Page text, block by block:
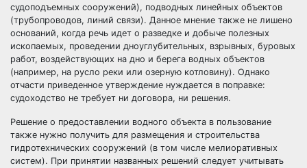
судоподъемных сооружений), подводных линейных объектов
(трубопроводов, линий связи). Данное мнение также не лишено
оснований, когда речь идет о разведке и добыче полезных
ископаемых, проведении дноуглубительных, взрывных, буровых
работ, воздействующих на дно и берега водных объектов
(например, на русло реки или озерную котловину). Однако
отчасти приведенное утверждение нуждается в поправке:
судоходство не требует ни договора, ни решения.
Решение о предоставлении водного объекта в пользование
также нужно получить для размещения и строительства
гидротехнических сооружений (в том числе мелиоративных
систем). При принятии названных решений следует учитывать